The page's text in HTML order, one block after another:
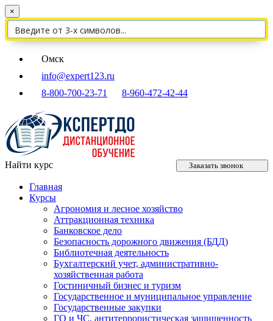
×
Омск
info@expert123.ru
8-800-700-23-71
8-960-472-42-44
Найти курс Заказать звонок
Главная
Курсы
Агрономия и лесное хозяйство
Аттракционная техника
Банковское дело
Безопасность дорожного движения (БДД)
Библиотечная деятельность
Бухгалтерский учет, административно-
хозяйственная работа
Гостиничный бизнес и туризм
Государственное и муниципальное управление
Государственные закупки
ГО и ЧС, антитеррористическая защищенность